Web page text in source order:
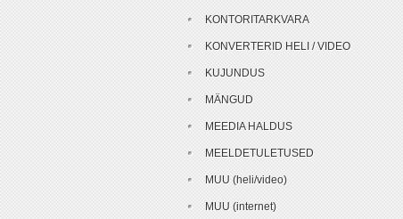
KONTORITARKVARA
KONVERTERID HELI / VIDEO
KUJUNDUS
MÄNGUD
MEEDIA HALDUS
MEELDETULETUSED
MUU (heli/video)
MUU (internet)